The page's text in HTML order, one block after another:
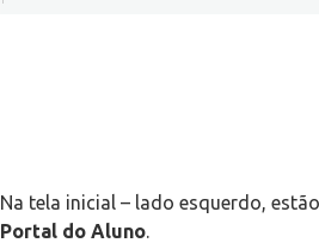
Na tela inicial – lado esquerdo,
Portal do Aluno.